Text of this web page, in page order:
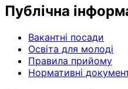
Публічна
Вакантні посади
Освіта для молоді
Правила прийому
Нормативні